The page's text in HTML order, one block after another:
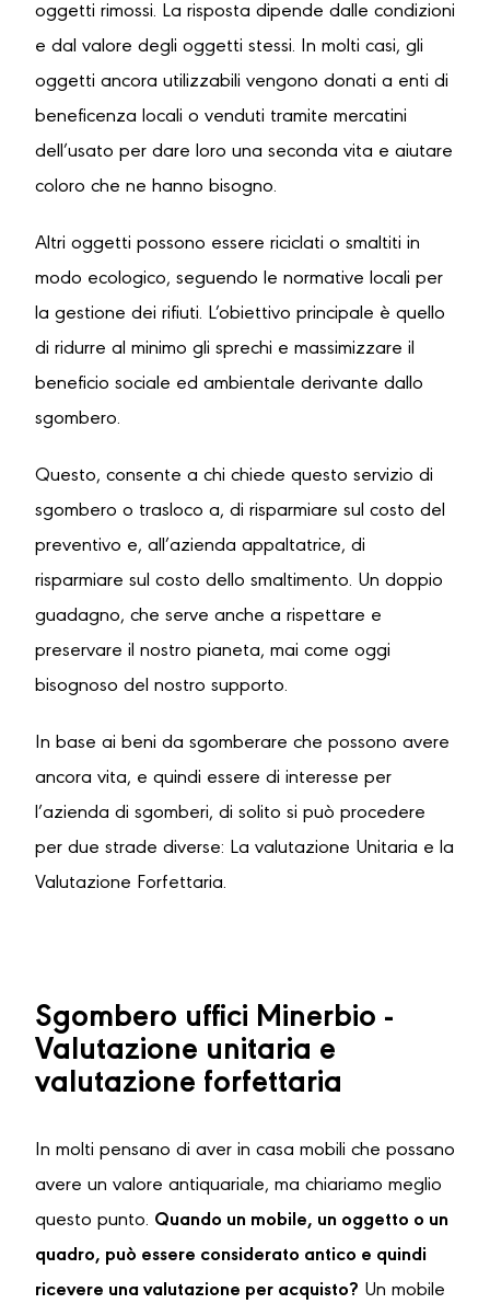
oggetti rimossi. La risposta dipende dalle condizioni
e dal valore degli oggetti stessi. In molti casi, gli
oggetti ancora utilizzabili vengono donati a enti di
beneficenza locali o venduti tramite mercatini
dell’usato per dare loro una seconda vita e aiutare
coloro che ne hanno bisogno.
Altri oggetti possono essere riciclati o smaltiti in
modo ecologico, seguendo le normative locali per
la gestione dei rifiuti. L’obiettivo principale è quello
di ridurre al minimo gli sprechi e massimizzare il
beneficio sociale ed ambientale derivante dallo
sgombero.
Questo, consente a chi chiede questo servizio di
sgombero o trasloco a, di risparmiare sul costo del
preventivo e, all’azienda appaltatrice, di
risparmiare sul costo dello smaltimento. Un doppio
guadagno, che serve anche a rispettare e
preservare il nostro pianeta, mai come oggi
bisognoso del nostro supporto.
In base ai beni da sgomberare che possono avere
ancora vita, e quindi essere di interesse per
l’azienda di sgomberi, di solito si può procedere
per due strade diverse: La valutazione Unitaria e la
Valutazione Forfettaria.
Sgombero uffici Minerbio -
Valutazione unitaria e
valutazione forfettaria
In molti pensano di aver in casa mobili che possano
avere un valore antiquariale, ma chiariamo meglio
questo punto. Quando un mobile, un oggetto o un
quadro, può essere considerato antico e quindi
ricevere una valutazione per acquisto? Un mobile